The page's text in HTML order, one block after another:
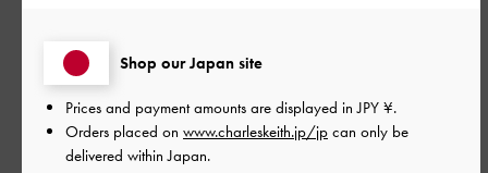
デザイン
とてもよかった
品質
Shop our Japan site
Prices and payment amounts are displayed inJPY ¥.
Orders placed on www.charleskeith.jp/jp can only be
delivered within Japan.